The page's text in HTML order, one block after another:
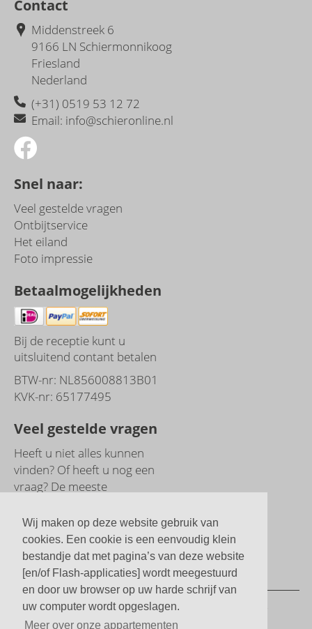
Wij maken op deze website gebruik van
cookies. Een cookie is een eenvoudig klein
bestandje dat met pagina’s van deze website
[en/of Flash-applicaties] wordt meegestuurd
en door uw browser op uw harde schrijf van
uw computer wordt opgeslagen.
Meer over onze appartementen
Contact
Middenstreek 6
9166 LN Schiermonnikoog
Friesland
Nederland
(+31) 0519 53 12 72
Email: info@schieronline.nl
Snel naar:
Veel gestelde vragen
Ontbijtservice
Het eiland
Foto impressie
Betaalmogelijkheden
Bij de receptie kunt u
uitsluitend contant betalen
BTW-nr: NL856008813B01
KVK-nr: 65177495
Veel gestelde vragen
Heeft u niet alles kunnen
vinden? Of heeft u nog een
vraag? De meeste
veelgestelde vragen.
Direct naar
veelgestelde vragen
© Boersma's Appartementen | 2 tot 5 persoons
studio's en appartementen 2026